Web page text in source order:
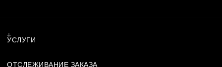
УСЛУГИ
ОТСЛЕЖИВАНИЕ ЗАКАЗА